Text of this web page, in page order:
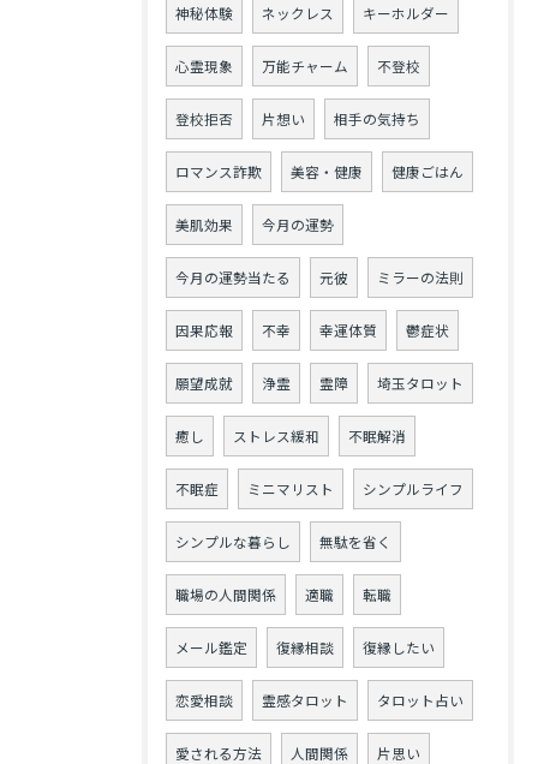
神秘体験 ネックレス キーホルダー
心霊現象 万能チャーム 不登校
登校拒否 片想い 相手の気持ち
ロマンス詐欺 美容・健康 健康ごはん
美肌効果 今月の運勢
今月の運勢当たる 元彼 ミラーの法則
因果応報 不幸 幸運体質 鬱症状
願望成就 浄霊 霊障 埼玉タロット
癒し ストレス緩和 不眠解消
不眠症 ミニマリスト シンプルライフ
シンプルな暮らし 無駄を省く
職場の人間関係 適職 転職
メール鑑定 復縁相談 復縁したい
恋愛相談 霊感タロット タロット占い
愛される方法 人間関係 片思い